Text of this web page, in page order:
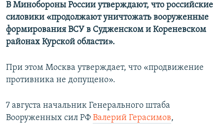
В Минобороны России утверждают, что российские
силовики «продолжают уничтожать вооруженные
формирования ВСУ в Судженском и Кореневском
районах Курской области».
При этом Москва утверждает, что «продвижение
противника не допущено».
7 августа начальник Генерального штаба
Вооруженных сил РФ Валерий Герасимов,